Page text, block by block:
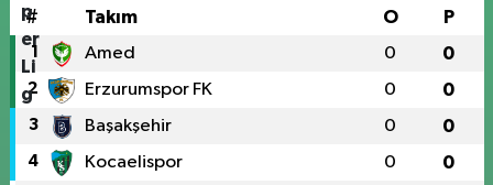
# Takım O P
1 Amed 0 0
2 Erzurumspor FK 0 0
3 Başakşehir 0 0
4 Kocaelispor 0 0